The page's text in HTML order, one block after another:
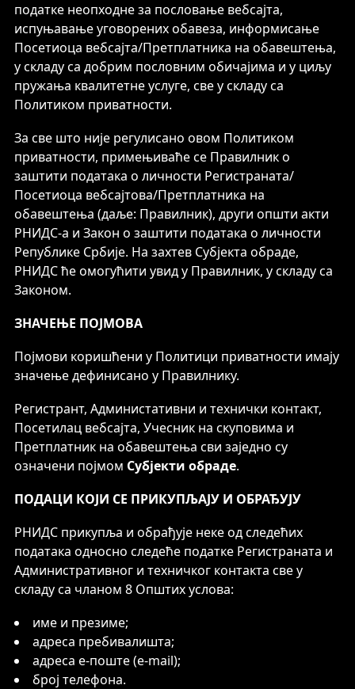
податке неопходне за пословање вебсајта,
испуњавање уговорених обавеза, информисање
Посетиоца вебсајта/Претплатника на обавештења,
у складу са добрим пословним обичајима и у циљу
пружања квалитетне услуге, све у складу са
Политиком приватности.
За све што није регулисано овом Политиком
приватности, примењиваће се Правилник о
заштити података о личности Регистраната/
Посетиоца вебсајтова/Претплатника на
обавештења (даље: Правилник), други општи акти
РНИДС-а и Закон о заштити података о личности
Републике Србије. На захтев Субјекта обраде,
РНИДС ће омогућити увид у Правилник, у складу са
Законом.
ЗНАЧЕЊЕ ПОЈМОВА
Појмови коришћени у Политици приватности имају
значење дефинисано у Правилнику.
Регистрант, Администативни и технички контакт,
Посетилац вебсајта, Учесник на скуповима и
Претплатник на обавештења сви заједно су
означени појмом Субјекти обраде.
ПОДАЦИ КОЈИ СЕ ПРИКУПЉАЈУ И ОБРАЂУЈУ
РНИДС прикупља и обрађује неке од следећих
података односно следеће податке Регистраната и
Административног и техничког контакта све у
складу са чланом 8 Општих услова:
име и презиме;
адреса пребивалишта;
адреса е-поште (e-mail);
број телефона.